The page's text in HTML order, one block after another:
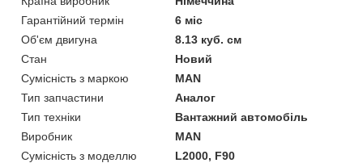
Гарантійний термін
6 міс
Об'єм двигуна
8.13 куб. см
Стан
Новий
Сумісність з маркою
MAN
Тип запчастини
Аналог
Тип техніки
Вантажний автомобіль
Виробник
MAN
Сумісність з моделлю
L2000, F90